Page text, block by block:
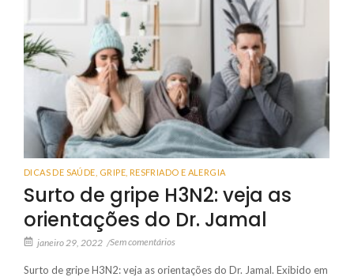
DICAS DE SAÚDE GRIPE, RESFRIADO E ALERGIA
Surto de gripe H3N2: veja as
orientações do Dr. Jamal
janeiro 29, 2022 /Sem comentários
Surto de gripe H3N2: veja as orientações do Dr. Jamal. Exibido em